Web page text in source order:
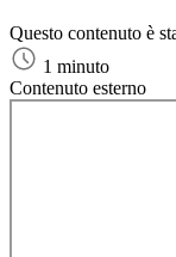
Questo contenuto è
1 minuto
Contenuto esterno